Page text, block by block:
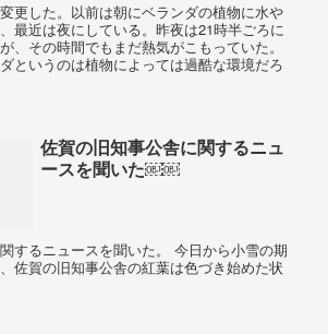
更した。以前は朝にベランダの植物に水や
最近は夜にしている。昨夜は21時半ごろに
、その時間でもまだ熱気がこもっていた。
というのは植物によっては過酷な環境だろ
佐賀の旧知事公舎に関するニュ
ースを聞いた￼￼
するニュースを聞いた。 今日から小雪の期
佐賀の旧知事公舎の紅葉は色づき始めた状